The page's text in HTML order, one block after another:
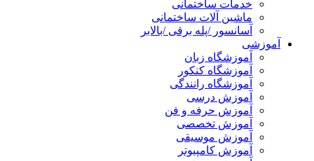
خدمات ساختمانی
ماشین آلات ساختمانی
آسانسور /پله برقی /بالابر
آموزشی
آموزشگاه زبان
آموزشگاه کنکور
آموزشگاه رانندگی
آموزش درسی
آموزش حرفه و فن
آموزش تخصصی
آموزش موسیقی
آموزش کامپیوتر